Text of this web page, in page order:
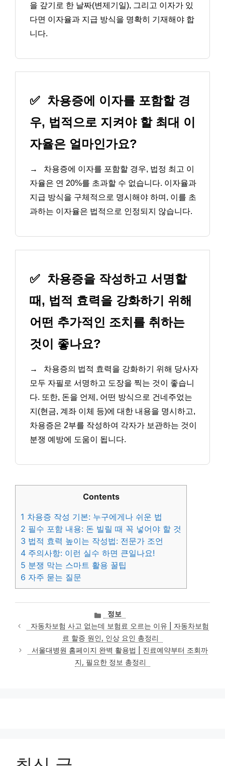
을 갚기로 한 날짜(변제기일), 그리고 이자가 있
다면 이자율과 지급 방식을 명확히 기재해야 합
니다.
✅ 차용증에 이자를 포함할 경
우, 법적으로 지켜야 할 최대 이
자율은 얼마인가요?
→
차용증에 이자를 포함할 경우, 법정 최고 이
자율은 연 20%를 초과할 수 없습니다. 이자율과
지급 방식을 구체적으로 명시해야 하며, 이를 초
과하는 이자율은 법적으로 인정되지 않습니다.
✅ 차용증을 작성하고 서명할
때, 법적 효력을 강화하기 위해
어떤 추가적인 조치를 취하는
것이 좋나요?
→
차용증의 법적 효력을 강화하기 위해 당사자
모두 자필로 서명하고 도장을 찍는 것이 좋습니
다. 또한, 돈을 언제, 어떤 방식으로 건네주었는
지(현금, 계좌 이체 등)에 대한 내용을 명시하고,
차용증은 2부를 작성하여 각자가 보관하는 것이
분쟁 예방에 도움이 됩니다.
Contents
1 차용증 작성 기본: 누구에게나 쉬운 법
2 필수 포함 내용: 돈 빌릴 때 꼭 넣어야 할 것
3 법적 효력 높이는 작성법: 전문가 조언
4 주의사항: 이런 실수 하면 큰일나요!
5 분쟁 막는 스마트 활용 꿀팁
6 자주 묻는 질문
카
테
고
리
정보
자동차보험 사고 없는데 보험료 오르는 이유 | 자동차보험
료 할증 원인, 인상 요인 총정리
서울대병원 홈페이지 완벽 활용법 | 진료예약부터 조회까
지, 필요한 정보 총정리